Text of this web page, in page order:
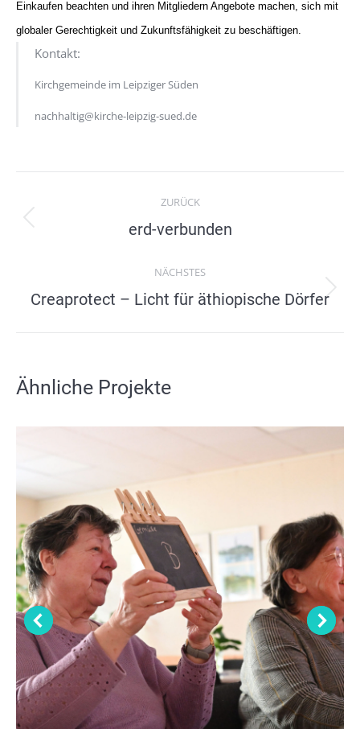
Einkaufen beachten und ihren Mitgliedern Angebote machen, sich mit
globaler Gerechtigkeit und Zukunftsfähigkeit zu beschäftigen.
Kontakt:
Kirchgemeinde im Leipziger Süden
nachhaltig@kirche-leipzig-sued.de
navigation
ZURÜCK
Previous
erd-verbunden
NÄCHSTES
Next
Creaprotect – Licht für äthiopische Dörfer
Ähnliche Projekte